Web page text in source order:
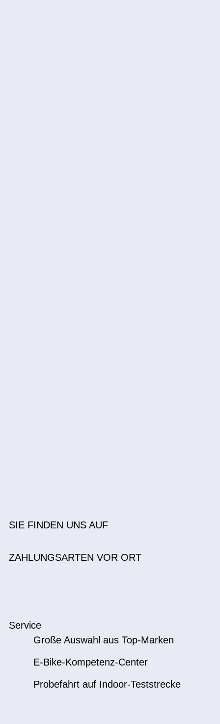
SIE FINDEN UNS AUF
ZAHLUNGSARTEN VOR ORT
Service
Große Auswahl aus Top-Marken
E-Bike-Kompetenz-Center
Probefahrt auf Indoor-Teststrecke